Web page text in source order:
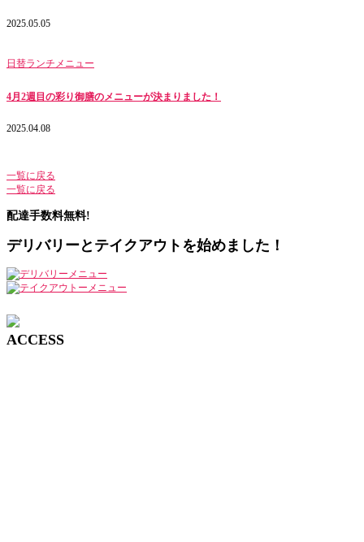
2025.05.05
日替ランチメニュー
4月2週目の彩り御膳のメニューが決まりました！
2025.04.08
一覧に戻る
一覧に戻る
配達手数料無料!
デリバリーとテイクアウトを始めました！
ACCESS